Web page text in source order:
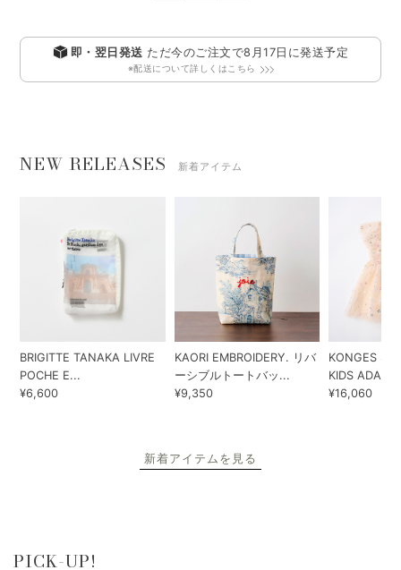
即・翌日発送 ただ今のご注文で8月17日 に発送予定
※配送について詳しくはこちら
NEW RELEASES 新着アイテム
BRIGITTE TANAKA LIVRE
POCHE E...
¥6,600
KAORI EMBROIDERY. リバ
ーシブルトートバッ...
¥9,350
KONGES
KIDS ADA...
¥16,060
新着アイテムを見る
PICK-UP!